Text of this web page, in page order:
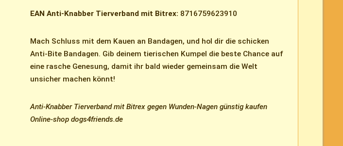
EAN Anti-Knabber Tierverband mit Bitrex: 8716759623910
Mach Schluss mit dem Kauen an Bandagen, und hol dir die schicken
Anti-Bite Bandagen. Gib deinem tierischen Kumpel die beste Chance auf
eine rasche Genesung, damit ihr bald wieder gemeinsam die Welt
unsicher machen könnt!
Anti-Knabber Tierverband mit Bitrex gegen Wunden-Nagen günstig kaufen
Online-shop dogs4friends.de